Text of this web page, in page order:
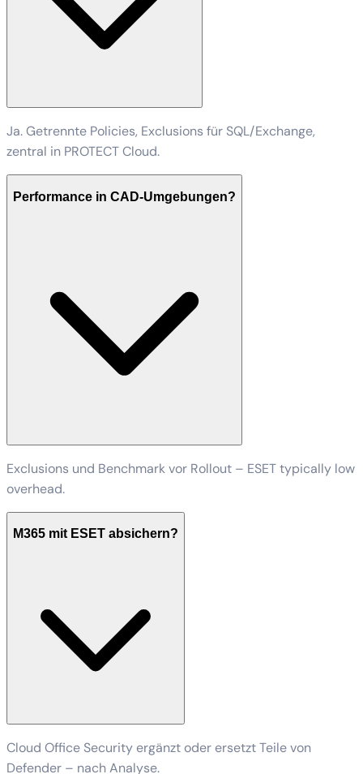
Ja. Getrennte Policies, Exclusions für SQL/Exchange,
zentral in PROTECT Cloud.
Performance in CAD-Umgebungen?
Exclusions und Benchmark vor Rollout – ESET typically low
overhead.
M365 mit ESET absichern?
Cloud Office Security ergänzt oder ersetzt Teile von
Defender – nach Analyse.